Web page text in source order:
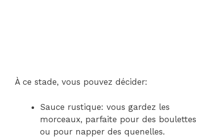
À ce stade, vous pouvez décider:
Sauce rustique: vous gardez les
morceaux, parfaite pour des boulettes
ou pour napper des quenelles.